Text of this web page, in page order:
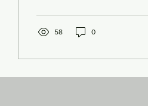
ROMAGNATOISE
58 0